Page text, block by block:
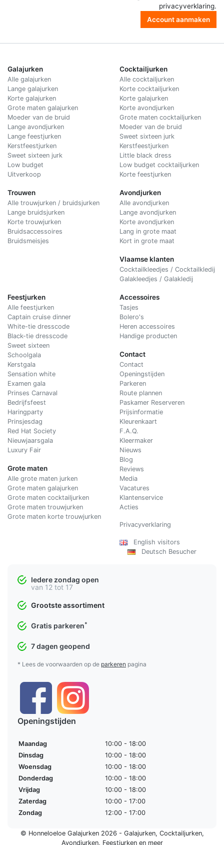
privacyverklaring.
Account aanmaken
Galajurken
Alle galajurken
Lange galajurken
Korte galajurken
Grote maten galajurken
Moeder van de bruid
Lange avondjurken
Lange feestjurken
Kerstfeestjurken
Sweet sixteen jurk
Low budget
Uitverkoop
Trouwen
Alle trouwjurken / bruidsjurken
Lange bruidsjurken
Korte trouwjurken
Bruidsaccessoires
Bruidsmeisjes
Cocktailjurken
Alle cocktailjurken
Korte cocktailjurken
Korte galajurken
Korte avondjurken
Grote maten cocktailjurken
Moeder van de bruid
Sweet sixteen jurk
Kerstfeestjurken
Little black dress
Low budget cocktailjurken
Korte feestjurken
Avondjurken
Alle avondjurken
Lange avondjurken
Korte avondjurken
Lang in grote maat
Kort in grote maat
Vlaamse klanten
Cocktailkleedjes / Cocktailkledij
Galakleedjes / Galakledij
Feestjurken
Alle feestjurken
Captain cruise dinner
White-tie dresscode
Black-tie dresscode
Sweet sixteen
Schoolgala
Kerstgala
Sensation white
Examen gala
Prinses Carnaval
Bedrijfsfeest
Haringparty
Prinsjesdag
Red Hat Society
Nieuwjaarsgala
Luxury Fair
Grote maten
Alle grote maten jurken
Grote maten galajurken
Grote maten cocktailjurken
Grote maten trouwjurken
Grote maten korte trouwjurken
Accessoires
Tasjes
Bolero's
Heren accessoires
Handige producten
Contact
Contact
Openingstijden
Parkeren
Route plannen
Paskamer Reserveren
Prijsinformatie
Kleurenkaart
F.A.Q.
Kleermaker
Nieuws
Blog
Reviews
Media
Vacatures
Klantenservice
Acties
Privacyverklaring
English visitors
Deutsch Besucher
Iedere zondag open
van 12 tot 17
Grootste assortiment
Gratis parkeren*
7 dagen geopend
* Lees de voorwaarden op de parkeren pagina
Openingstijden
Maandag
10:00 - 18:00
Dinsdag
10:00 - 18:00
Woensdag
10:00 - 18:00
Donderdag
10:00 - 18:00
Vrijdag
10:00 - 18:00
Zaterdag
10:00 - 17:00
Zondag
12:00 - 17:00
© Honneloeloe Galajurken 2026 - Galajurken, Cocktailjurken,
Avondjurken, Feestjurkenen meer